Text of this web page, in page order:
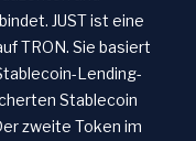
JUST ist eine
TRON. Sie basiert
Lending-
Stablecoin
zweite Token im